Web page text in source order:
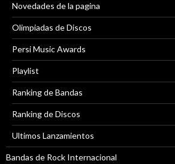
Novedades de la pagina
Olimpiadas de Discos
Persi Music Awards
Playlist
Ranking de Bandas
Ranking de Discos
Ultimos Lanzamientos
Bandas de Rock Internacional